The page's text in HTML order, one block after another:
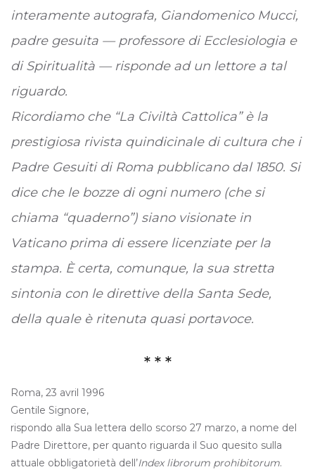
interamente autografa, Giandomenico Mucci,
padre gesuita — professore di Ecclesiologia e
di Spiritualità — risponde ad un lettore a tal
riguardo.
Ricordiamo che “La Civiltà Cattolica” è la
prestigiosa rivista quindicinale di cultura che i
Padre Gesuiti di Roma pubblicano dal 1850. Si
dice che le bozze di ogni numero (che si
chiama “quaderno”) siano visionate in
Vaticano prima di essere licenziate per la
stampa. È certa, comunque, la sua stretta
sintonia con le direttive della Santa Sede,
della quale è ritenuta quasi portavoce.
* * *
Roma, 23 avril 1996
Gentile Signore,
rispondo alla Sua lettera dello scorso 27 marzo, a nome del
Padre Direttore, per quanto riguarda il Suo quesito sulla
attuale obbligatorietà dell’Index librorum prohibitorum.